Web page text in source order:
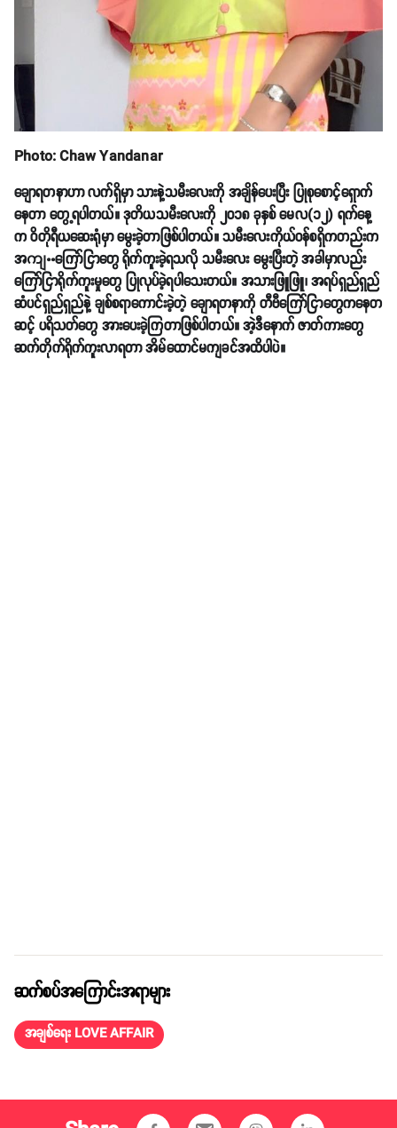
Photo: Chaw Yandanar
ချောရတနာဟာ လက်ရှိမှာ သားနဲ့သမီးလေးကို အချိန်ပေးပြီး ပြုစုစောင့်ရှောက်
နေတာ တွေ့ရပါတယ်။ ဒုတိယသမီးလေးကို ၂၀၁၈ ခုနှစ် မေလ(၁၂) ရက်နေ့
က ဝိတိုရီယဆေးရုံမှာ မွေးခဲ့တာဖြစ်ပါတယ်။ သမီးလေးကိုယ်ဝန်စရှိကတည်းက
အကျႌကြော်ငြာတွေ ရိုက်ကူးခဲ့ရသလို သမီးလေး မွေးပြီးတဲ့ အခါမှာလည်း
ကြော်ငြာရိုက်ကူးမှုတွေ ပြုလုပ်ခဲ့ရပါသေးတယ်။ အသားဖြူဖြူ၊ အရပ်ရှည်ရှည်
ဆံပင်ရှည်ရှည်နဲ့ ချစ်စရာကောင်းခဲ့တဲ့ ချောရတနာကို တီဗီကြော်ငြာတွေကနေတ
ဆင့် ပရိသတ်တွေ အားပေးခဲ့ကြတာဖြစ်ပါတယ်။ အဲ့ဒီနောက် ဇာတ်ကားတွေ
ဆက်တိုက်ရိုက်ကူးလာရတာ အိမ်ထောင်မကျခင်အထိပါပဲ။
ဆက်စပ်အကြောင်းအရာများ
အချစ်ရေး LOVE AFFAIR